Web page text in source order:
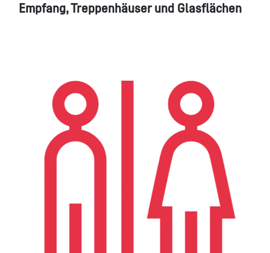
Empfang, Treppenhäuser und Glasflächen